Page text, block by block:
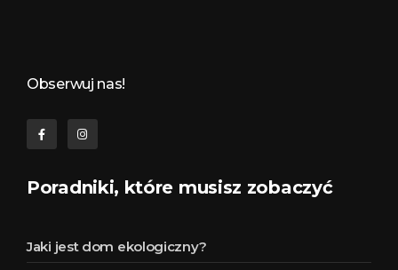
Obserwuj nas!
Poradniki, które musisz zobaczyć
Jaki jest dom ekologiczny?